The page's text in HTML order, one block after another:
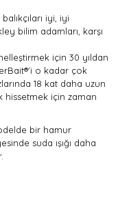
iyi, iyi
bilim adamları, karşı
için 30 yıldan
®'i o kadar çok
18 kat daha uzun
hissetmek için zaman
bir hamur
suda ışığı daha